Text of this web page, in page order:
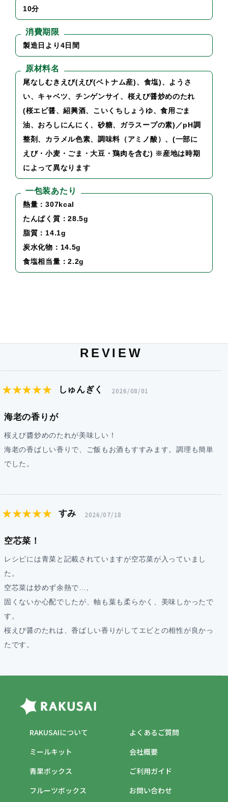
10分
消費期限
製造日より4日間
原材料名
尾なしむきえび(えび(ベトナム産)、食塩)、ようさ
い、キャベツ、チンゲンサイ、桜えび醤炒めのたれ
(桜エビ醤、紹興酒、こいくちしょうゆ、食用ごま
油、おろしにんにく、砂糖、ガラスープの素)／pH調
整剤、カラメル色素、調味料（アミノ酸）、(一部に
えび・小麦・ごま・大豆・鶏肉を含む) ※産地は時期
によって異なります
一包装あたり
熱量：307kcal
たんぱく質：28.5g
脂質：14.1g
炭水化物：14.5g
食塩相当量：2.2g
REVIEW
★★★★★ しゅんぎく 2026/08/01
海老の香りが
桜えび醬炒めのたれが美味しい！
海老の香ばしい香りで、ご飯もお酒もすすみます。調理も簡単
でした。
★★★★★ すみ 2026/07/18
空芯菜！
レシピには青菜と記載されていますが空芯菜が入っていまし
た。
空芯菜は炒めず余熱で…,
固くないか心配でしたが、軸も葉も柔らかく、美味しかったで
す。
桜えび醤のたれは、香ばしい香りがしてエビとの相性が良かっ
たです。
RAKUSAIについて
ミールキット
青果ボックス
フルーツボックス
よくあるご質問
ご利用ガイド
会社概要
お問い合わせ